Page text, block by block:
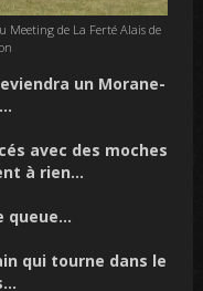
Meeting de La Ferté Alais de
un Morane-
avec des moches
à rien…
queue…
qui tourne dans le